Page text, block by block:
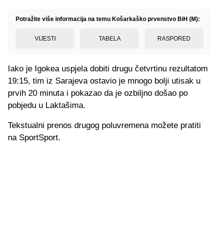
Potražite više informacija na temu Košarkaško prvenstvo BiH (M):
VIJESTI TABELA RASPORED
Iako je Igokea uspjela dobiti drugu četvrtinu rezultatom
19:15, tim iz Sarajeva ostavio je mnogo bolji utisak u
prvih 20 minuta i pokazao da je ozbiljno došao po
pobjedu u Laktašima.
Tekstualni prenos drugog poluvremena možete pratiti
na SportSport.